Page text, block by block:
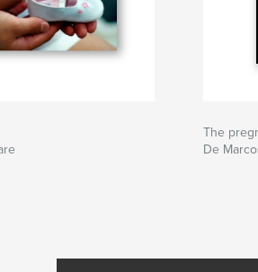
The
De